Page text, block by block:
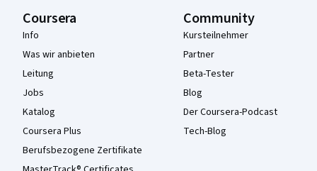
Coursera
Info
Was wir anbieten
Leitung
Jobs
Katalog
Coursera Plus
Berufsbezogene Zertifikate
Community
Kursteilnehmer
Partner
Beta-Tester
Blog
Der Coursera-Podcast
Tech-Blog